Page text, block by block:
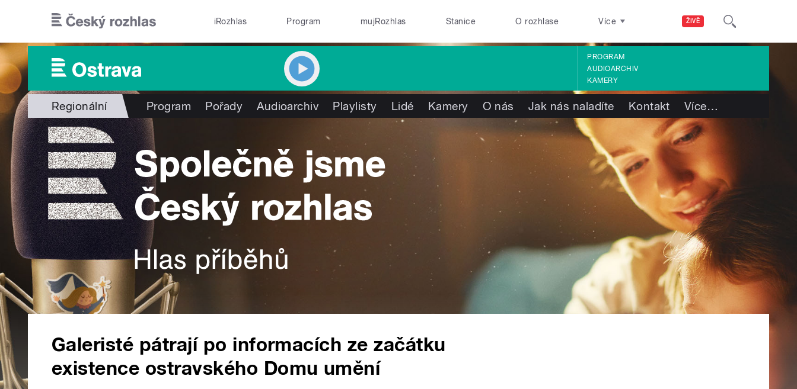
ŽIVĚ
iRozhlas Program mujRozhlas Stanice O rozhlase Více
PROGRAM
AUDIOARCHIV
KAMERY
Regionální Program Pořady Audioarchiv Playlisty Lidé Kamery O nás Jak nás naladíte Kontakt Více…
Galeristé pátrají po informacích ze začátku
existence ostravského Domu umění